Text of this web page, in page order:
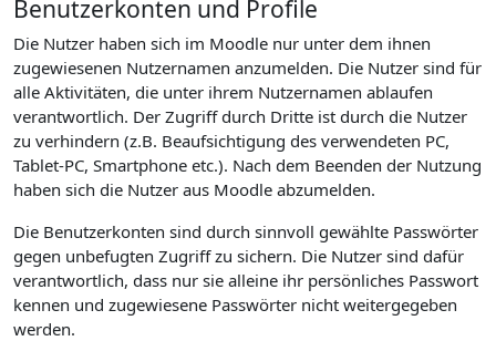
Benutzerkonten und Profile
Die Nutzer haben sich im Moodle nur unter dem ihnen
zugewiesenen Nutzernamen anzumelden. Die Nutzer sind für
alle Aktivitäten, die unter ihrem Nutzernamen ablaufen
verantwortlich. Der Zugriff durch Dritte ist durch die Nutzer
zu verhindern (z.B. Beaufsichtigung des verwendeten PC,
Tablet-PC, Smartphone etc.). Nach dem Beenden der Nutzung
haben sich die Nutzer aus Moodle abzumelden.
Die Benutzerkonten sind durch sinnvoll gewählte Passwörter
gegen unbefugten Zugriff zu sichern. Die Nutzer sind dafür
verantwortlich, dass nur sie alleine ihr persönliches Passwort
kennen und zugewiesene Passwörter nicht weitergegeben
werden.